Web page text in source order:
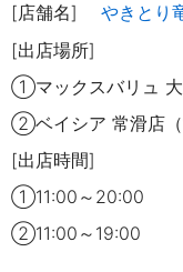
[店舗名] やきとり
[出店場所]
①マックスバリュ 大
②ベイシア 常滑店（
[出店時間]
①11:00～20:00
②11:00～19:00